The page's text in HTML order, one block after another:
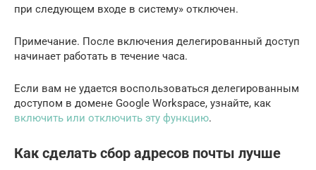
при следующем входе в систему» отключен.
Примечание. После включения делегированный доступ
начинает работать в течение часа.
Если вам не удается воспользоваться делегированным
доступом в домене Google Workspace, узнайте, как
включить или отключить эту функцию.
Как сделать сбор адресов почты лучше